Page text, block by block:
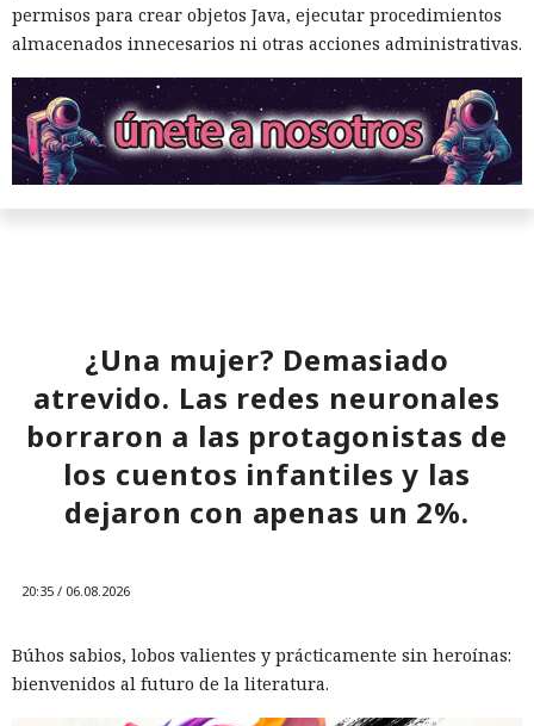
permisos para crear objetos Java, ejecutar procedimientos
almacenados innecesarios ni otras acciones administrativas.
¿Una mujer? Demasiado
atrevido. Las redes neuronales
borraron a las protagonistas de
los cuentos infantiles y las
dejaron con apenas un 2%.
20:35 / 06.08.2026
Búhos sabios, lobos valientes y prácticamente sin heroínas:
bienvenidos al futuro de la literatura.